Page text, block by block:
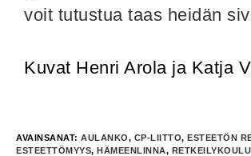
voit tutustua taas heidän
Kuvat Henri Arola ja Katja
AVAINSANAT: AULANKO, CP-LIITTO, ESTEETÖN
ESTEETTÖMYYS, HÄMEENLINNA, RETKEILYKOULU